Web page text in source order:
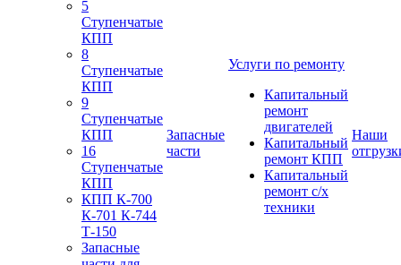
5
Ступенчатые
КПП
8
Ступенчатые
КПП
9
Ступенчатые
КПП
16
Ступенчатые
КПП
КПП К-700
К-701 К-744
Т-150
Запасные
Запасные
части
Услуги по ремонту
Капитальный
ремонт
двигателей
Капитальный
ремонт КПП
Капитальный
ремонт с/х
техники
Наши